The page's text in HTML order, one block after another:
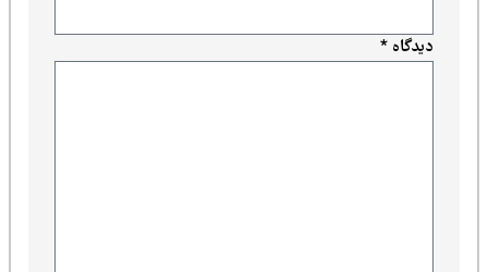
دیدگاه*